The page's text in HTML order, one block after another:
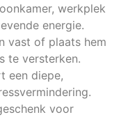
werkplek
energie.
vast of plaats hem
te versterken.
een diepe,
voor